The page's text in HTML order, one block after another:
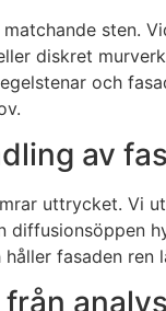
sten.
diskret
och
av
uttrycket.
fasaden